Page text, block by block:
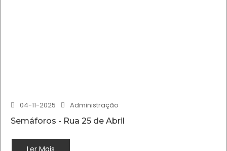
04-11-2025
Administração
Semáforos - Rua 25 de Abril
Ler Mais